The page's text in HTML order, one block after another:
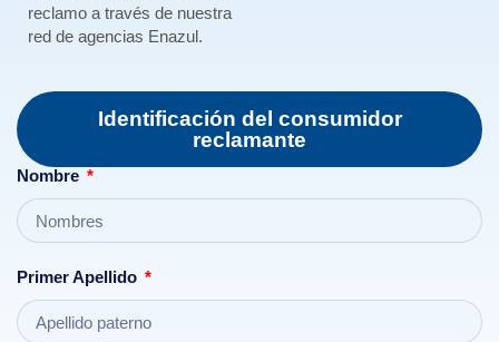
reclamo a través de nuestra
red de agencias Enazul.
Identificación del consumidor
reclamante
Nombre
Primer Apellido